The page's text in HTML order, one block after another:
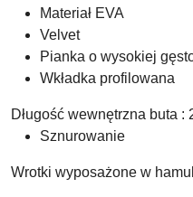
Materiał EVA
Velvet
Pianka o wysokiej
Wkładka profilowana
Długość wewnętrzna buta :
Sznurowanie
Wrotki wyposażone w